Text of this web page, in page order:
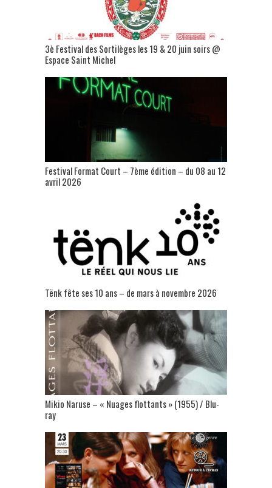
3è Festival des Sortilèges les 19 & 20 juin soirs @
Espace Saint Michel
Festival Format Court – 7ème édition – du 08 au 12
avril 2026
Tënk fête ses 10 ans – de mars à novembre 2026
Mikio Naruse – « Nuages flottants » (1955) / Blu-
ray